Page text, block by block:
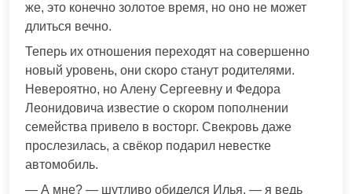
же, это конечно золотое время, но оно не может
длиться вечно.
Теперь их отношения переходят на совершенно
новый уровень, они скоро станут родителями.
Невероятно, но Алену Сергеевну и Федора
Леонидовича известие о скором пополнении
семейства привело в восторг. Свекровь даже
прослезилась, а свёкор подарил невестке
автомобиль.
— А мне? — шутливо обиделся Илья, — я ведь